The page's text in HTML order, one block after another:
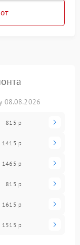
08.08.2026
815 р
1415 р
1465 р
815 р
1615 р
1515 р